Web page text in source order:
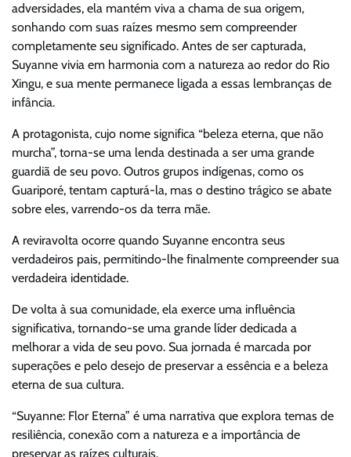
adversidades, ela mantém viva a chama de sua origem,
sonhando com suas raízes mesmo sem compreender
completamente seu significado. Antes de ser capturada,
Suyanne vivia em harmonia com a natureza ao redor do Rio
Xingu, e sua mente permanece ligada a essas lembranças de
infância.
A protagonista, cujo nome significa “beleza eterna, que não
murcha”, torna-se uma lenda destinada a ser uma grande
guardiã de seu povo. Outros grupos indígenas, como os
Guariporé, tentam capturá-la, mas o destino trágico se abate
sobre eles, varrendo-os da terra mãe.
A reviravolta ocorre quando Suyanne encontra seus
verdadeiros pais, permitindo-lhe finalmente compreender sua
verdadeira identidade.
De volta à sua comunidade, ela exerce uma influência
significativa, tornando-se uma grande líder dedicada a
melhorar a vida de seu povo. Sua jornada é marcada por
superações e pelo desejo de preservar a essência e a beleza
eterna de sua cultura.
“Suyanne: Flor Eterna” é uma narrativa que explora temas de
resiliência, conexão com a natureza e a importância de
preservar as raízes culturais.